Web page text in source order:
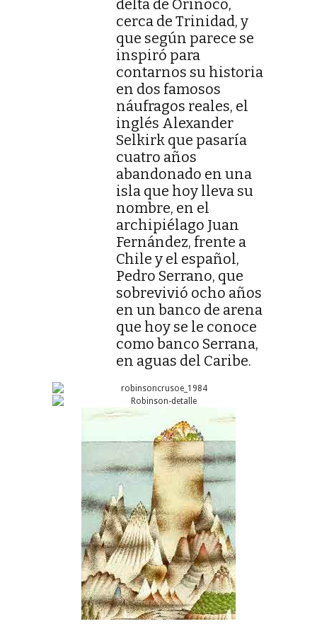
delta de Orinoco,
cerca de Trinidad, y
que según parece se
inspiró para
contarnos su historia
en dos famosos
náufragos reales, el
inglés Alexander
Selkirk que pasaría
cuatro años
abandonado en una
isla que hoy lleva su
nombre, en el
archipiélago Juan
Fernández, frente a
Chile y el español,
Pedro Serrano, que
sobrevivió ocho años
en un banco de arena
que hoy se le conoce
como banco Serrana,
en aguas del Caribe.